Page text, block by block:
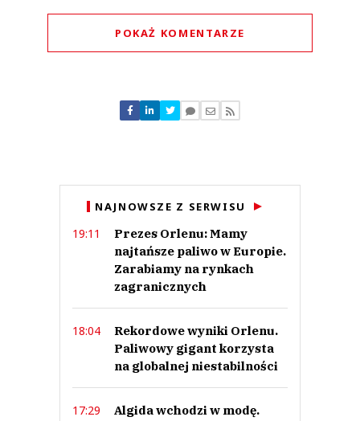
POKAŻ KOMENTARZE
Nie znaleziono komentarzy
Zostaw swoje komentarze
NAJNOWSZE Z SERWISU
19:11
Prezes Orlenu: Mamy
najtańsze paliwo w Europie.
Zarabiamy na rynkach
zagranicznych
18:04
Rekordowe wyniki Orlenu.
Paliwowy gigant korzysta
na globalnej niestabilności
17:29
Algida wchodzi w modę.